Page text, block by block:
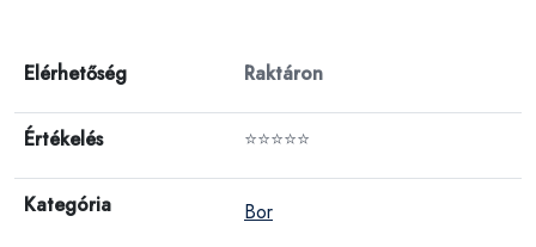
Elérhetőség Raktáron
Értékelés ⭐⭐⭐⭐⭐
Kategória Bor